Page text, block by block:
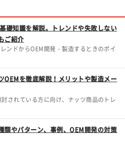
礎知識を解説。トレンドや失敗しない
ご紹介
ンドからOEM開発・製造するときのポイ
OEMを徹底解説！メリットや製造メー
されている方に向け、ナッツ商品のトレ
類やパターン、事例、OEM開発の対策